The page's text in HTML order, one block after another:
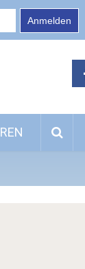
Anmelden